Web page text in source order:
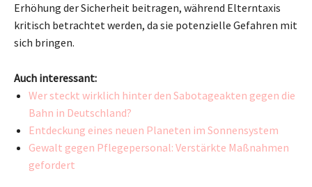
Erhöhung der Sicherheit beitragen, während Elterntaxis
kritisch betrachtet werden, da sie potenzielle Gefahren mit
sich bringen.
Auch interessant:
Wer steckt wirklich hinter den Sabotageakten gegen die
Bahn in Deutschland?
Entdeckung eines neuen Planeten im Sonnensystem
Gewalt gegen Pflegepersonal: Verstärkte Maßnahmen
gefordert